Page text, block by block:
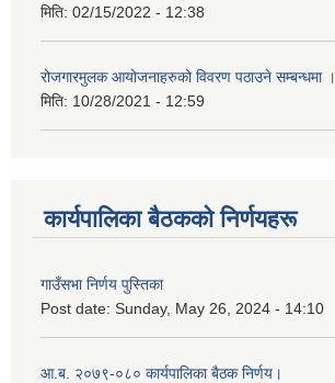
मिति: 02/15/2022 - 12:38
रोजगारमुलक आयोजनाहरुको विवरण पठाउने सम्बन्धमा ।
मिति: 10/28/2021 - 12:59
कार्यपालिका बैठकको निर्णयहरू
गाउँसभा निर्णय पुस्तिका
Post date: Sunday, May 26, 2024 - 14:10
आ.ब. २०७९-०८० कार्यपालिका बैठक निर्णय।